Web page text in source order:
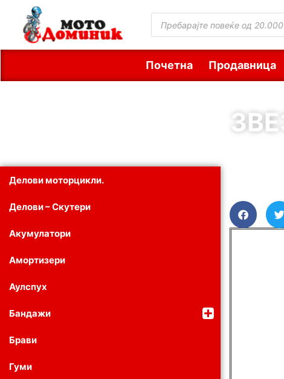
Почетна Продавница
Делови моторцикли.
Делови – Скутери
Акумулатори
Амортизери
Аулспух
Бандажи
Брави
Гуми